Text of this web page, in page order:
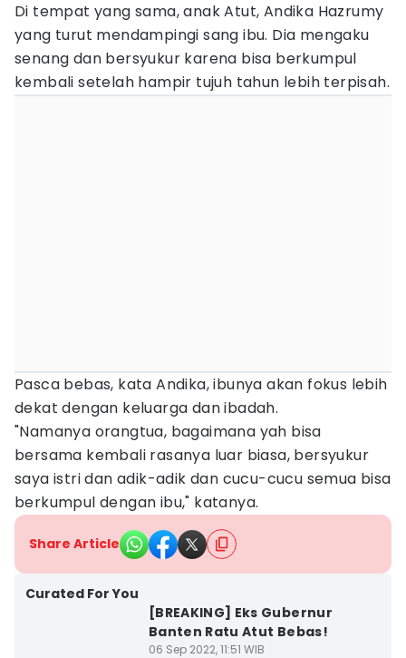
Di tempat yang sama, anak Atut, Andika Hazrumy
yang turut mendampingi sang ibu. Dia mengaku
senang dan bersyukur karena bisa berkumpul
kembali setelah hampir tujuh tahun lebih terpisah.
Pasca bebas, kata Andika, ibunya akan fokus lebih
dekat dengan keluarga dan ibadah.
"Namanya orangtua, bagaimana yah bisa
bersama kembali rasanya luar biasa, bersyukur
saya istri dan adik-adik dan cucu-cucu semua bisa
berkumpul dengan ibu," katanya.
Share Article
Curated For You
[BREAKING] Eks Gubernur
Banten Ratu Atut Bebas!
06 Sep 2022, 11:51 WIB